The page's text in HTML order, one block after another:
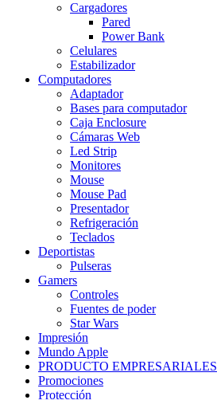
Cargadores
Pared
Power Bank
Celulares
Estabilizador
Computadores
Adaptador
Bases para computador
Caja Enclosure
Cámaras Web
Led Strip
Monitores
Mouse
Mouse Pad
Presentador
Refrigeración
Teclados
Deportistas
Pulseras
Gamers
Controles
Fuentes de poder
Star Wars
Impresión
Mundo Apple
PRODUCTO EMPRESARIALES
Promociones
Protección